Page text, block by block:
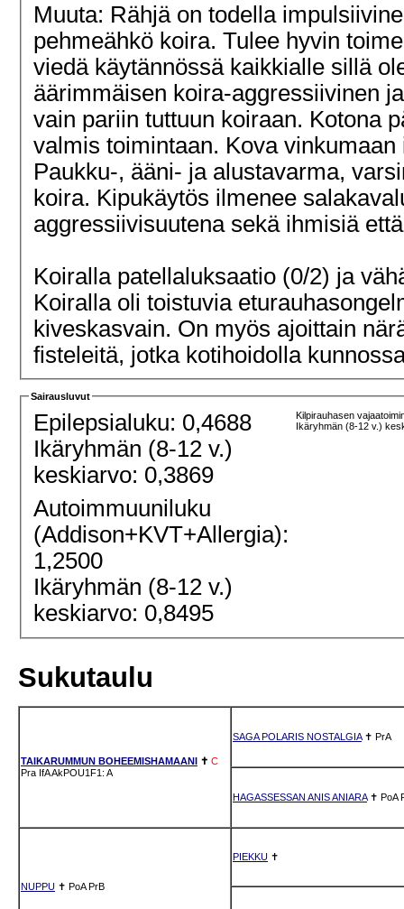
Muuta: Rähjä on todella
pehmeähkö koira. Tulee hyvin
viedä käytännössä kaikkialle sillä
äärimmäisen koira-aggressiivinen
vain pariin tuttuun koiraan. Kotona
valmis toimintaan. Kova
Paukku-, ääni- ja alustavarma,
koira. Kipukäytös ilmenee
aggressiivisuutena sekä ihmisiä
Koiralla patellaluksaatio (0/2) ja
Koiralla oli toistuvia
kiveskasvain. On myös ajoittain
fisteleitä, jotka kotihoidolla
Sairausluvut
Epilepsialuku: 0,4688
Ikäryhmän (8-12 v.)
keskiarvo: 0,3869
Kilpirauhasen
Ikäryhmän (8-12 v.)
Autoimmuuniluku
(Addison+KVT+Allergia):
1,2500
Ikäryhmän (8-12 v.)
keskiarvo: 0,8495
Sukutaulu
TAIKARUMMUN BOHEEMISHAMAANI ✝ C
Pra IfAAkPOU1F1: A
SAGA POLARIS NOSTALGIA✝ PrA
HAGASSESSAN ANIS ANIARA✝ PoA
NUPPU ✝ PoA PrB
PIEKKU ✝